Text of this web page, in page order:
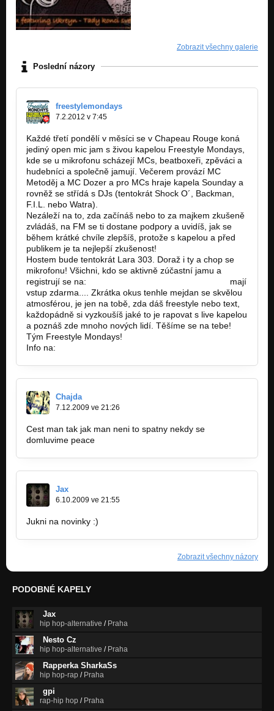
Zobrazit všechny galerie
Poslední názory
freestylemondays
7.2.2012 v 7:45
Každé třetí pondělí v měsíci se v Chapeau Rouge koná
jediný open mic jam s živou kapelou Freestyle Mondays,
kde se u mikrofonu scházejí MCs, beatboxeři, zpěváci a
hudebníci a společně jamují. Večerem provází MC
Metoděj a MC Dozer a pro MCs hraje kapela Sounday a
rovněž se střídá s DJs (tentokrát Shock O´, Backman,
F.I.L. nebo Watra).
Nezáleží na to, zda začínáš nebo to za majkem zkušeně
zvládáš, na FM se ti dostane podpory a uvidíš, jak se
během krátké chvíle zlepšíš, protože s kapelou a před
publikem je ta nejlepší zkušenost!
Hostem bude tentokrát Lara 303. Doraž i ty a chop se
mikrofonu! Všichni, kdo se aktivně zúčastní jamu a
registrují se na:
mají
vstup zdarma.... Zkrátka okus tenhle mejdan se skvělou
atmosférou, je jen na tobě, zda dáš freestyle nebo text,
každopádně si vyzkoušíš jaké to je rapovat s live kapelou
a poznáš zde mnoho nových lidí. Těšíme se na tebe!
Tým Freestyle Mondays!
Info na:
Chajda
7.12.2009 ve 21:26
Cest man tak jak man neni to spatny nekdy se
domluvime peace
Jax
6.10.2009 ve 21:55
Jukni na novinky :)
Zobrazit všechny názory
PODOBNÉ KAPELY
Jax
hip hop-alternative / Praha
Nesto Cz
hip hop-alternative / Praha
Rapperka SharkaSs
hip hop-rap / Praha
gpi
rap-hip hop / Praha